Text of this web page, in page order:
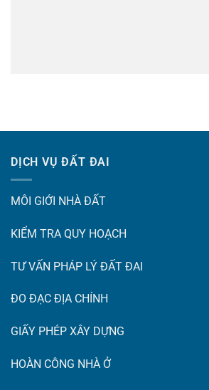
DỊCH VỤ ĐẤT ĐAI
MÔI GIỚI NHÀ ĐẤT
KIỂM TRA QUY HOẠCH
TƯ VẤN PHÁP LÝ ĐẤT ĐAI
ĐO ĐẠC ĐỊA CHÍNH
GIẤY PHÉP XÂY DỰNG
HOÀN CÔNG NHÀ Ở